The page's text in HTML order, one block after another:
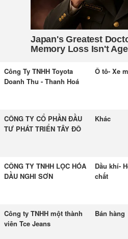
Công Ty TNHH Toyota
Doanh Thu - Thanh Hoá
Ô tô- Xe
CÔNG TY CỔ PHẦN ĐẦU
TƯ PHÁT TRIỂN TÂY ĐÔ
Khác
CÔNG TY TNHH LỌC HÓA
DẦU NGHI SƠN
Dầu khí-
chất
Công ty TNHH một thành
viên Tce Jeans
Bán hàng